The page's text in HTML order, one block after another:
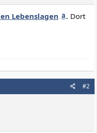
Lebenslagen
. Dort
#2